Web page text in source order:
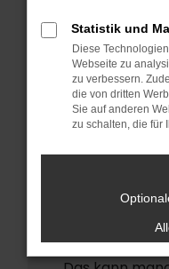
Überprüfe
Laden andere
deine
Prüfe deine
Manche
bestimmter
Funktioniert
Browser oder
Starte dein
Statistik und
Diese
Webseite zu
zu verbessern.
die von dritten
Sie auf anderen
zu schalten, die für